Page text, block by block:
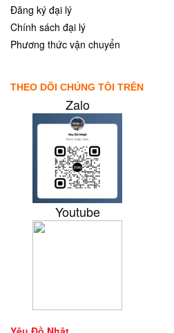
Đăng ký đại lý
Chính sách đại lý
Phương thức vận chuyển
THEO DÕI CHÚNG TÔI TRÊN
Zalo
Youtube